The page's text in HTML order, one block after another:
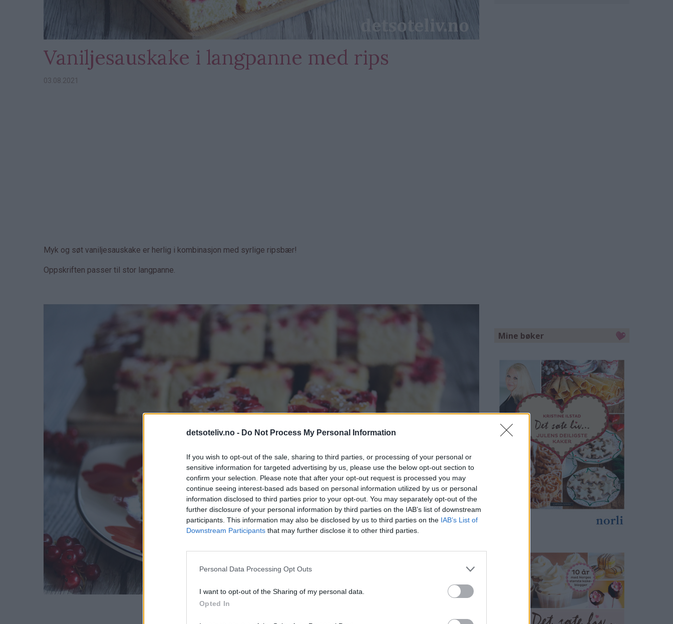
detsoteliv.no - Do Not Process My Personal Information
If you wish to opt-out of the sale, sharing to third parties, or processing of your personal or
sensitive information for targeted advertising by us, please use the below opt-out section to
confirm your selection. Please note that after your opt-out request is processed you may
continue seeing interest-based ads based on personal information utilized by us or personal
information disclosed to third parties prior to your opt-out. You may separately opt-out of the
further disclosure of your personal information by third parties on the IAB’s list of downstream
participants. This information may also be disclosed by us to third parties on the IAB’s List of
Downstream Participants that may further disclose it to other third parties.
Personal Data Processing Opt Outs
I want to opt-out of the Sharing of my personal data.
Opted In
Vaniljesauskake i langpanne med rips
03.08.2021
Myk og søt vaniljesauskake er herlig i kombinasjon med syrlige ripsbær!
Oppskriften passer til stor langpanne.
Mine bøker